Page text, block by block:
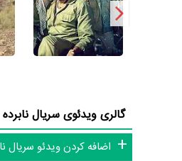
داستان سریال نابرده رنج
از محتوا و داستان سریال
در خلاصه داستانی که یا از
برای دفاع از کشور در برابر
و خانواده‌اش را سر و سامان
گالری ویدئوی سریال
اضافه کردن ویدئو سریال